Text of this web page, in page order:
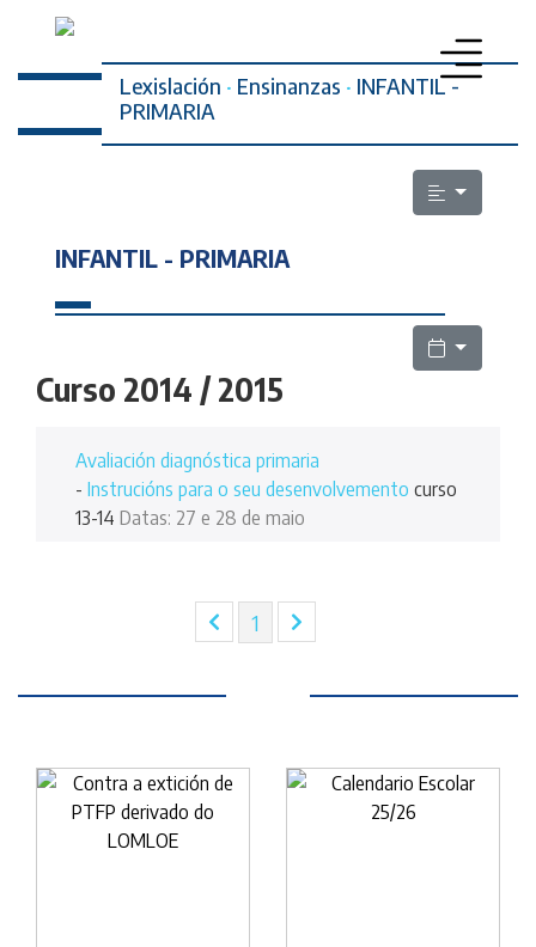
PROFESORADO
ELECCIÓNS SINDICAIS
ESCOLA PÚBLICA
CONTACTO
Lexislación · Ensinanzas · INFANTIL -
PRIMARIA
INFANTIL - PRIMARIA
Curso 2014 / 2015
Avaliación diagnóstica primaria
- Instrucións para o seu desenvolvemento curso
13-14 Datas: 27 e 28 de maio
1 (current)